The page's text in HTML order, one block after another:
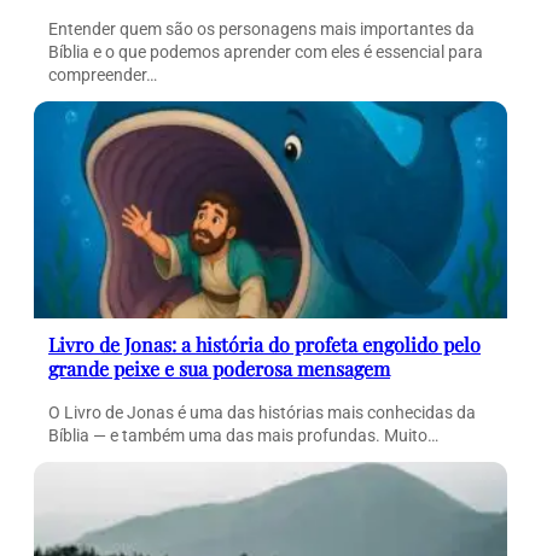
Entender quem são os personagens mais importantes da
Bíblia e o que podemos aprender com eles é essencial para
compreender…
Livro de Jonas: a história do profeta engolido pelo
grande peixe e sua poderosa mensagem
O Livro de Jonas é uma das histórias mais conhecidas da
Bíblia — e também uma das mais profundas. Muito…